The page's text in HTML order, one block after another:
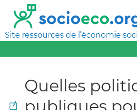
Site ressources de l’économie
Quelles
publiques